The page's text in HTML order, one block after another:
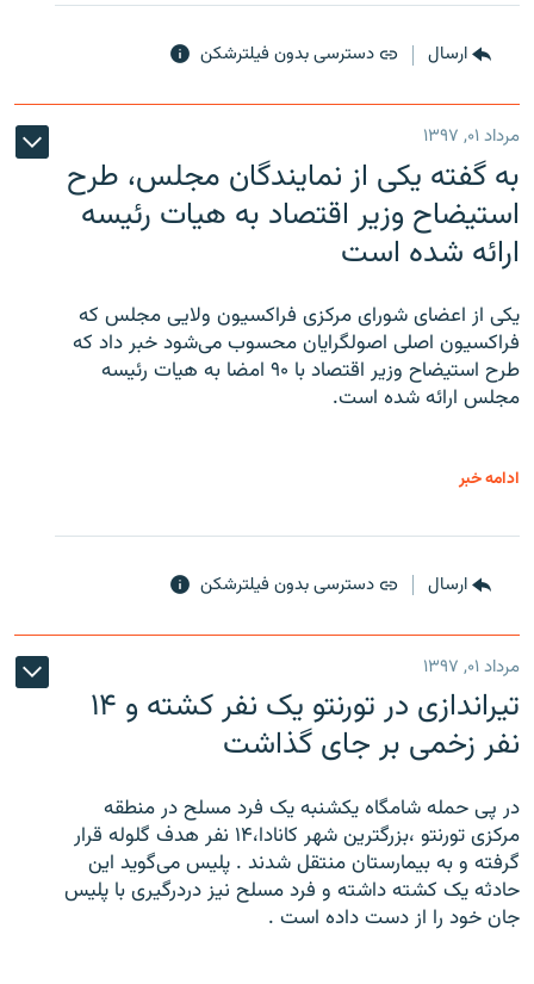
ارسال دسترسی بدون فیلترشکن
مرداد ۰۱, ۱۳۹۷
به گفته یکی از نمایندگان مجلس، طرح
استیضاح وزیر اقتصاد به هیات رئیسه
ارائه شده است
یکی از اعضای شورای مرکزی فراکسیون ولایی مجلس که
فراکسیون اصلی اصولگرایان محسوب می‌شود خبر داد که
طرح استیضاح وزیر اقتصاد با ۹۰ امضا به هیات رئیسه
مجلس ارائه شده است.
ادامه خبر
ارسال دسترسی بدون فیلترشکن
مرداد ۰۱, ۱۳۹۷
تیراندازی در تورنتو یک نفر کشته و ۱۴
نفر زخمی بر جای گذاشت
در پی حمله شامگاه یکشنبه یک فرد مسلح در منطقه
مرکزی تورنتو ،‌بزرگترین شهر کانادا،۱۴ نفر هدف گلوله قرار
گرفته و به بیمارستان منتقل شدند . پلیس می‌گوید این
حادثه یک کشته داشته و فرد مسلح نیز دردرگیری با پلیس
جان خود را از دست داده است .